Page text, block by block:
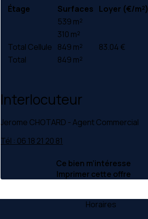
Étage Surfaces Loyer (€/m²)
539 m²
310 m²
Total Cellule 849 m²
83.04 €
Total
849 m²
Interlocuteur
Jerome CHOTARD - Agent Commercial
Tél : 06 18 21 20 81
Ce bien m’intéresse
Imprimer cette offre
Horaires